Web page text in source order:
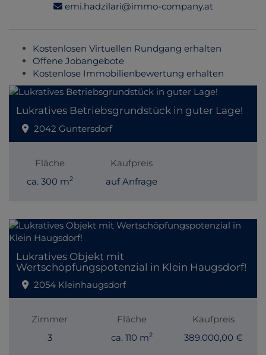
emi.hadzilari@immo-company.at
Kostenlosen Virtuellen Rundgang erhalten
Offene Jobangebote
Kostenlose Immobilienbewertung erhalten
Lukratives Betriebsgrundstück in guter Lage!
2042 Guntersdorf
Fläche
ca. 300 m2
Kaufpreis
auf Anfrage
Lukratives Objekt mit
Wertschöpfungspotenzial in Klein Haugsdorf!
2054 Kleinhaugsdorf
Zimmer
3
Fläche
ca. 110 m2
Kaufpreis
389.000,00 €